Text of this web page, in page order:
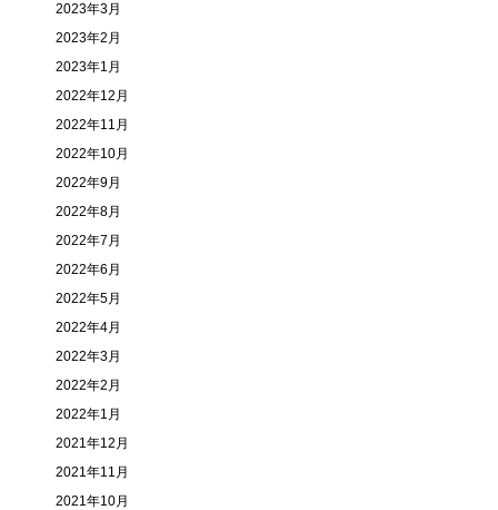
2023年3月
2023年2月
2023年1月
2022年12月
2022年11月
2022年10月
2022年9月
2022年8月
2022年7月
2022年6月
2022年5月
2022年4月
2022年3月
2022年2月
2022年1月
2021年12月
2021年11月
2021年10月